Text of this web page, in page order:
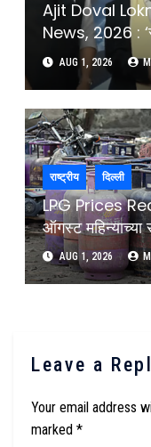
Ajit Doval
News, 2026 :
डोवाल यांचा
अर्थ समजून
After
AUG 1, 2026
राष्ट्रीय दिल्ली
LPG Prices
ऑगस्ट महिन्याच्या
कपात, थेट 200
Commercial
AUG 1, 2026
Leave a
Your email address
marked *